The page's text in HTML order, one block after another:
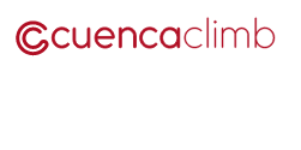
Saltar
al